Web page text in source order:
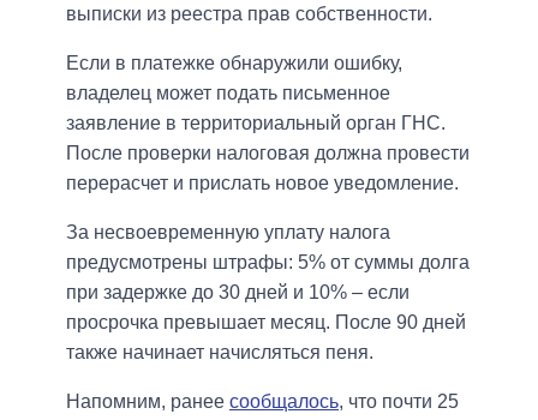
выписки из реестра прав собственности.
Если в платежке обнаружили ошибку,
владелец может подать письменное
заявление в территориальный орган ГНС.
После проверки налоговая должна провести
перерасчет и прислать новое уведомление.
За несвоевременную уплату налога
предусмотрены штрафы: 5% от суммы долга
при задержке до 30 дней и 10% – если
просрочка превышает месяц. После 90 дней
также начинает начисляться пеня.
Напомним, ранее сообщалось, что почти 25